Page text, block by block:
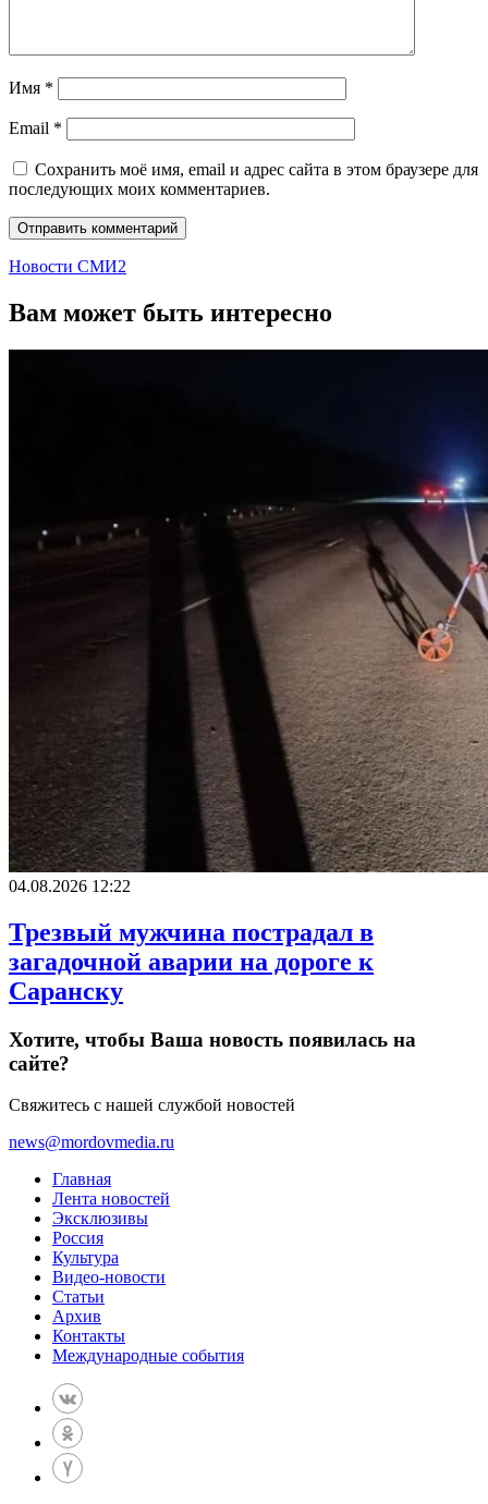
Имя *
Email *
Сохранить моё имя, email и адрес сайта в этом браузере для
последующих моих комментариев.
Новости СМИ2
Вам может быть интересно
04.08.2026 12:22
Трезвый мужчина пострадал в
загадочной аварии на дороге к
Саранску
Хотите, чтобы Ваша новость появилась на
сайте?
Свяжитесь с нашей службой новостей
news@mordovmedia.ru
Главная
Лента новостей
Эксклюзивы
Россия
Культура
Видео-новости
Статьи
Архив
Контакты
Международные события